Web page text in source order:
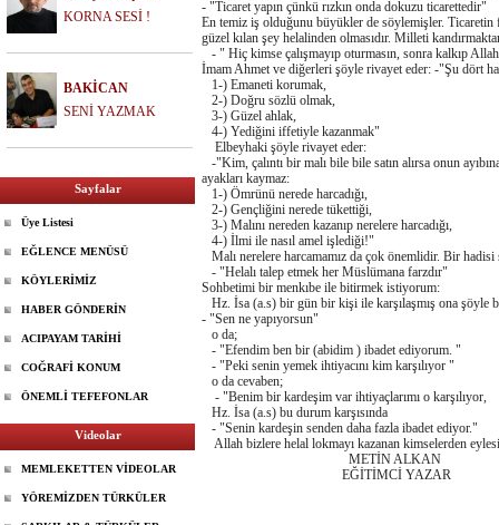
KORNA SESİ !
BAKİCAN
SENİ YAZMAK
Sayfalar
Üye Listesi
EĞLENCE MENÜSÜ
KÖYLERİMİZ
HABER GÖNDERİN
ACIPAYAM TARİHİ
COĞRAFİ KONUM
ÖNEMLİ TEFEFONLAR
Videolar
MEMLEKETTEN VİDEOLAR
YÖREMİZDEN TÜRKÜLER
- "Ticaret yapın çünkü rızkın onda dokuzu ticarettedir"
En temiz iş olduğunu büyükler de söylemişler. Ticaretin
güzel kılan şey helalinden olmasıdır. Milleti
- " Hiç kimse çalışmayıp oturmasın, sonra kalkıp
İmam Ahmet ve diğerleri şöyle rivayet eder: -"Şu dört
1-) Emaneti korumak,
2-) Doğru sözlü olmak,
3-) Güzel ahlak,
4-) Yediğini iffetiyle kazanmak"
Elbeyhaki şöyle rivayet eder:
-"Kim, çalıntı bir malı bile bile satın alırsa onun
ayakları kaymaz:
1-) Ömrünü nerede harcadığı,
2-) Gençliğini nerede tükettiği,
3-) Malını nereden kazanıp nerelere harcadığı,
4-) İlmi ile nasıl amel işlediği!"
Malı nerelere harcamamız da çok önemlidir. Bir
- "Helalı talep etmek her Müslümana farzdır"
Sohbetimi bir menkıbe ile bitirmek istiyorum:
Hz. İsa (a.s) bir gün bir kişi ile karşılaşmış ona şöyle
- "Sen ne yapıyorsun"
o da;
- "Efendim ben bir (abidim ) ibadet ediyorum. "
- "Peki senin yemek ihtiyacını kim karşılıyor "
o da cevaben;
- "Benim bir kardeşim var ihtiyaçlarımı o karşılıyor,
Hz. İsa (a.s) bu durum karşısında
- "Senin kardeşin senden daha fazla ibadet ediyor."
Allah bizlere helal lokmayı kazanan kimselerden
METİN ALKAN
EĞİTİMCİ YAZAR